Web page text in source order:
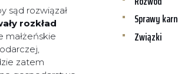
sąd rozwiązał
rozkład
małżeńskie
zatem
Sprawy
Związki